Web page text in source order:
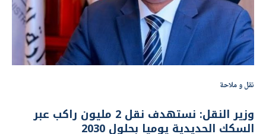
نقل و ملاحة
وزير النقل: نستهدف نقل 2 مليون راكب عبر
السكك الحديدية يوميا بحلول 2030